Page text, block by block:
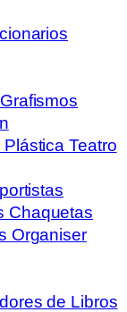
Teatro
Chaquetas
Organiser
de Libros